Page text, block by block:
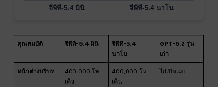
จีพีที-5.4 มินิ จีพีที-5.4 นาโน
คุณสมบัติ จีพีที-5.4 มินิ
จีพีที-5.4
นาโน
GPT-5.2 รุ่น
เก่า
หน้าต่างบริบท
400,000 โท
เค็น
400,000 โท
เค็น
ไม่เปิดเผย